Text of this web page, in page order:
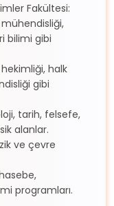
Fakültesi:
bilimi gibi
hekimliği, halk
gibi
tarih, felsefe,
alanlar.
ve çevre
programları.